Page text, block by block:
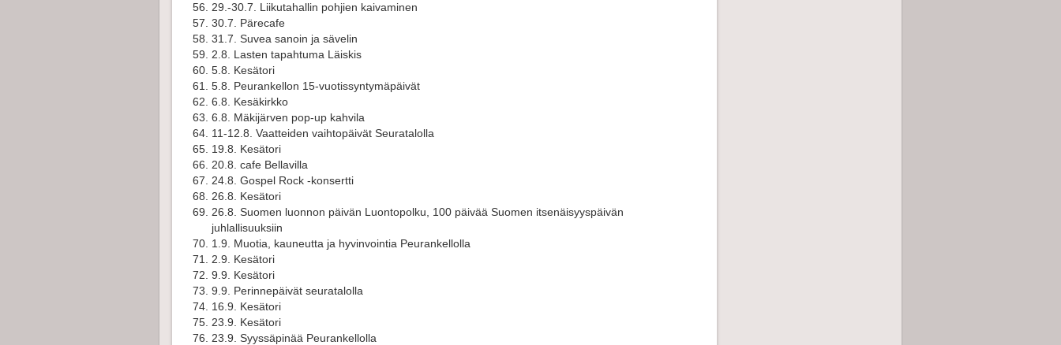
29.-30.7. Liikutahallin pohjien kaivaminen
30.7. Pärecafe
31.7. Suvea sanoin ja sävelin
2.8. Lasten tapahtuma Läiskis
5.8. Kesätori
5.8. Peurankellon 15-vuotissyntymäpäivät
6.8. Kesäkirkko
6.8. Mäkijärven pop-up kahvila
11-12.8. Vaatteiden vaihtopäivät Seuratalolla
19.8. Kesätori
20.8. cafe Bellavilla
24.8. Gospel Rock -konsertti
26.8. Kesätori
26.8. Suomen luonnon päivän Luontopolku, 100 päivää Suomen itsenäisyyspäivän
juhlallisuuksiin
1.9. Muotia, kauneutta ja hyvinvointia Peurankellolla
2.9. Kesätori
9.9. Kesätori
9.9. Perinnepäivät seuratalolla
16.9. Kesätori
23.9. Kesätori
23.9. Syyssäpinää Peurankellolla